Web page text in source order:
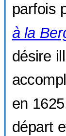
parfois
à la
désire
en
départ